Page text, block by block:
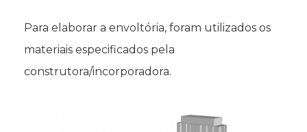
Para elaborar a envoltória, foram utilizados os
materiais especificados pela
construtora/incorporadora.